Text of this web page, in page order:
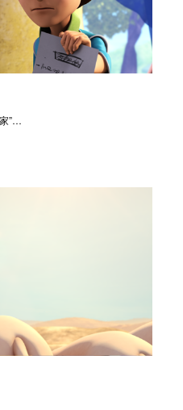
播放恩典之歌的同时看到“浪子回家”故事中的视频片段。